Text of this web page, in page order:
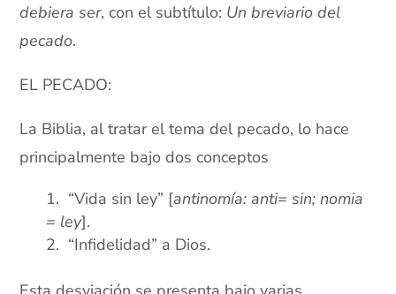
debiera ser, con el subtítulo: Un breviario del
pecado.
EL PECADO:
La Biblia, al tratar el tema del pecado, lo hace
principalmente bajo dos conceptos
“Vida sin ley” [antinomía: anti= sin; nomia
= ley].
“Infidelidad” a Dios.